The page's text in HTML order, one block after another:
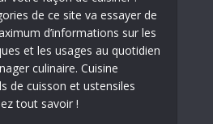
de ce site va essayer de
d’informations sur les
et les usages au quotidien
culinaire. Cuisine
de cuisson et ustensiles
tout savoir !